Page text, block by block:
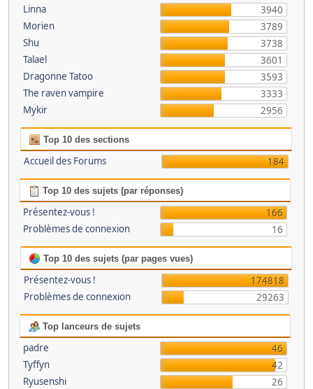
Linna
3940
Morien
3789
Shu
3738
Talael
3601
Dragonne Tatoo
3593
The raven vampire
3333
Mykir
2956
Top 10 des sections
Accueil des Forums 184
Top 10 des sujets (par réponses)
Présentez-vous !
166
Problèmes de connexion
16
Top 10 des sujets (par pages vues)
Présentez-vous !
174818
Problèmes de connexion
29263
Top lanceurs de sujets
padre
46
Tyffyn
42
Ryusenshi
26